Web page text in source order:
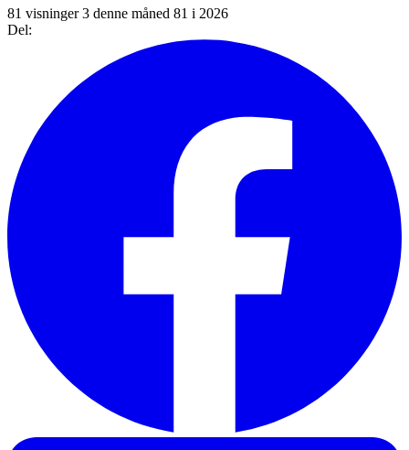
81 visninger3 denne måned 81 i 2026
Del: